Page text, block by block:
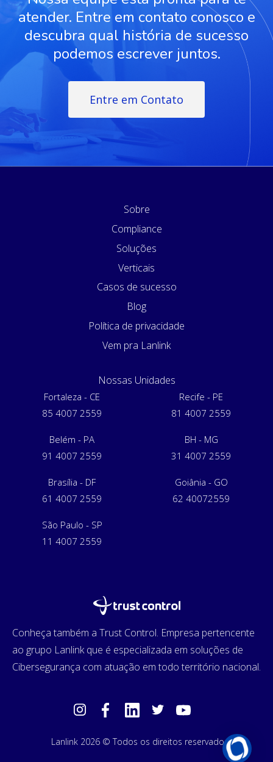
atender. Entre em contato conosco e
descubra qual história de sucesso
podemos escrever juntos.
Entre em Contato
Sobre
Compliance
Soluções
Verticais
Casos de sucesso
Blog
Política de privacidade
Vem pra Lanlink
Nossas Unidades
Fortaleza - CE
85 4007 2559
Recife - PE
81 4007 2559
Belém - PA
91 4007 2559
BH - MG
31 4007 2559
Brasília - DF
61 4007 2559
Goiânia - GO
62 40072559
São Paulo - SP
11 4007 2559
Conheça também a Trust Control. Empresa pertencente
ao grupo Lanlink que é especializada em soluções de
Cibersegurança com atuação em todo território nacional.
Lanlink 2026 © Todos os direitos reservados